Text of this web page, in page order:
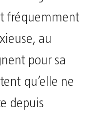
fréquemment
au
pour sa
qu’elle ne
depuis